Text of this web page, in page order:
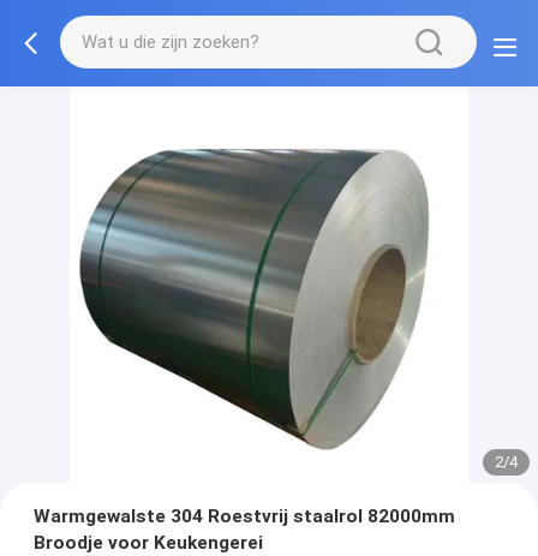
2/4
Warmgewalste 304 Roestvrij staalrol 82000mm
Broodje voor Keukengerei